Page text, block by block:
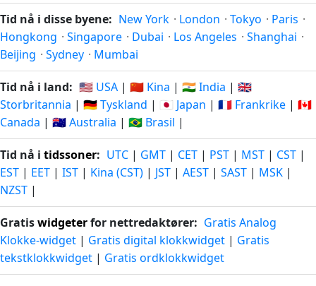
Tid nå i disse byene: New York · London · Tokyo · Paris ·
Hongkong · Singapore · Dubai · Los Angeles · Shanghai ·
Beijing · Sydney · Mumbai
Tid nå i land: 🇺🇸 USA | 🇨🇳 Kina | 🇮🇳 India | 🇬🇧
Storbritannia | 🇩🇪 Tyskland | 🇯🇵 Japan | 🇫🇷 Frankrike | 🇨🇦
Canada | 🇦🇺 Australia | 🇧🇷 Brasil |
Tid nå i tidssoner: UTC | GMT | CET | PST | MST | CST |
EST | EET | IST | Kina (CST) | JST | AEST | SAST | MSK |
NZST |
Gratiswidgeterfor nettredaktører: Gratis Analog
Klokke-widget | Gratis digital klokkwidget | Gratis
tekstklokkwidget | Gratis ordklokkwidget